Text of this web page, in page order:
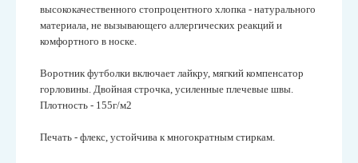
высококачественного стопроцентного хлопка - натурального
материала, не вызывающего аллергических реакций и
комфортного в носке.
Воротник футболки включает лайкру, мягкий компенсатор
горловины. Двойная строчка, усиленные плечевые швы.
Плотность - 155г/м2
Печать - флекс, устойчива к многократным стиркам.